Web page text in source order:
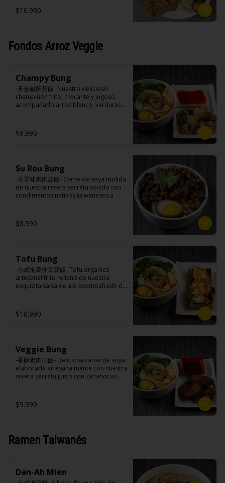
(canela, anís, pimienta y comino), mirin
zanahoria, ajo, sal, extracto de
huevo, jengibre, cebollín, salsa de
soya, ajo, agua, azúcar, mix de hierbas
extracto de cerdo, extracto de papaya,
salsa de soya, soya, especias
Acompañamientos: Arroz, repollo,
brocoli (o choclo con pepino en su
reemplazo, consultar disponibilidad),
zanahoria, ajo, sal, extracto de
champiñón taiwanes, extracto de apio,
huevo, jengibre, cebollín, salsa de
$10.990
Fondos Arroz Veggie
Champy Bung
-黃金鹹酥菇飯- Nuestro delicioso
champiñón frito, crocante y jugoso,
acompañado arroz blanco, verduras
vegetarianos).
Principal: Champiñones premiums,
pimienta sal (pimienta, sal, ajo,
cebollín, azúcar), huevo, aceite, agua,
maicena, harina tapioca, harina trigo,
reemplazo, consultar disponibilidad),
comino, paprika, pimienta, azúcar,
huevo, jengibre, cebollín, salsa de
soya, ajo, agua, azúcar, mix de hierbas
(canela, anís, pimienta y comino), mirin
(azúcar, arroz, agua, alcohol).
$9.990
Su Rou Bung
-古早味素肉燥飯- Carne de soya molida
de nuestra receta secreta cocido con
condimentos nativos taiwaneses a
huevo estilo Taiwán. (APTO VEGANO)
Principal: Carne de soya, champiñón
shitake, ajo, cebolla morada, salsa de
soya, sal, trigo, azúcar, condimento
champiñón (extracto de champiñón
taiwanes, extracto de apio, extracto de
vegana (trigo, soya, shitake, sal, maíz),
brocoli (o choclo con pepino en su
reemplazo, consultar disponibilidad),
zanahoria, ajo, sal, extracto de
champiñón taiwanes, extracto de apio,
extracto de repollo, poroto de soya,
salsa de soya, ajo, agua, azúcar, mix
$8.990
Tofu Bung
-台式泡菜炸豆腐飯- Tofu organico
artesanal frito relleno de nuestra
exquisita salsa de ajo acompañado de
huevo estilo Taiwán. (APTO VEGANO)
Principal: Tofu de poroto de soya,
salsa de ajo (ajo, salsa de tomate,
azúcar, sal, salsa de soya y harina de
tapioca), pickle (repollo, zanahoria,
vinagre de vino blanco, azúcar, melón
brocoli (o choclo con pepino en su
extracto de repollo, poroto de soya,
comino, paprika, pimienta, azúcar,
de hierbas (canela, anís, pimienta y
comino), mirin (azúcar, arroz, agua,
$10.990
Veggie Bung
-香酥素肉排飯- Deliciosa carne de soya
elaborada artesanalmente con nuestra
receta secreta junto con zanahorias
verduras salteadas y opción de
agregar medio huevo estilo Taiwán.
taiwanes, extracto de apio, extracto de
repollo, poroto de soya, comino,
$9.990
Ramen Taiwanés
Dan-Ah Mien